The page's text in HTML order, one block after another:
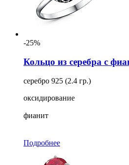
-25%
Кольцо из серебра с
серебро 925 (2.4 гр.)
оксидирование
фианит
Подробнее